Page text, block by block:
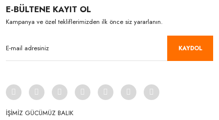
E-BÜLTENE KAYIT OL
Kampanya ve özel tekliflerimizden ilk önce siz yararlanın.
KAYDOL
İŞİMİZ GÜCÜMÜZ BALIK